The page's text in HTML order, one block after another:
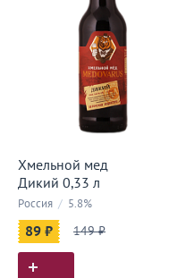
Хмельной мед
Дикий 0,33 л
Россия / 5.8%
89 ₽ 149 ₽